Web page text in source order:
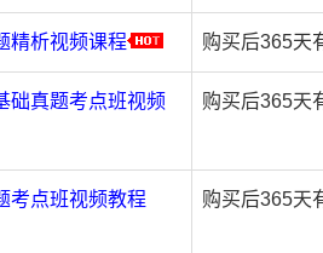
精析视频课程 购买后365天
础真题考点班视频
购买后365天
考点班视频教程 购买后365天